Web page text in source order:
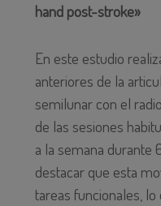
hand post-stroke»
En este estudio
anteriores de la
semilunar con el
de las sesiones
a la semana durante
destacar que esta
tareas funcionales,